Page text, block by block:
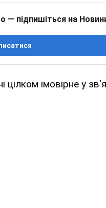
— підпишіться на
імовірне у